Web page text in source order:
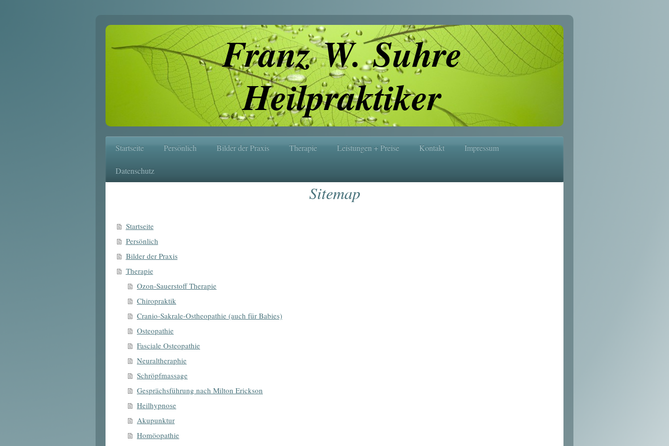
Franz W. Suhre
Heilpraktiker
Startseite Persönlich Bilder der Praxis Therapie Leistungen + Preise Kontakt Impressum
Datenschutz
Sitemap
Startseite
Persönlich
Bilder der Praxis
Therapie
Ozon-Sauerstoff Therapie
Chiropraktik
Cranio-Sakrale-Ostheopathie (auch für Babies)
Osteopathie
Fasciale Osteopathie
Neuraltheraphie
Schröpfmassage
Gesprächsführung nach Milton Erickson
Heilhypnose
Akupunktur
Homöopathie